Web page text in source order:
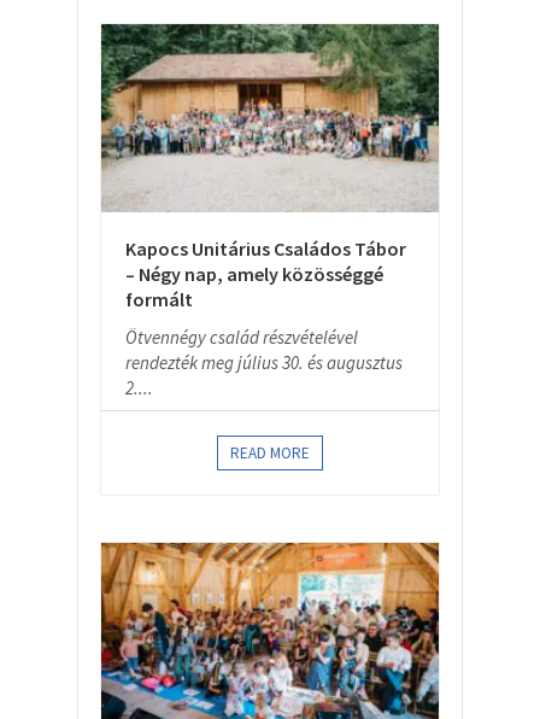
Kapocs Unitárius Családos Tábor
– Négy nap, amely közösséggé
formált
Ötvennégy család részvételével
rendezték meg július 30. és augusztus
2....
READ MORE